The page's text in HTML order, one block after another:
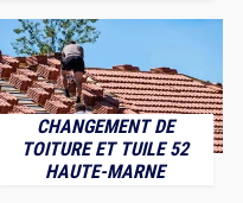
CHANGEMENT DE
TOITURE ET TUILE 52
HAUTE-MARNE